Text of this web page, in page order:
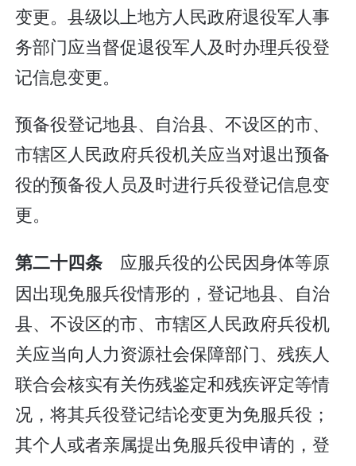
变更。县级以上地方人民政府退役军人事
务部门应当督促退役军人及时办理兵役登
记信息变更。
预备役登记地县、自治县、不设区的市、
市辖区人民政府兵役机关应当对退出预备
役的预备役人员及时进行兵役登记信息变
更。
第二十四条 应服兵役的公民因身体等原
因出现免服兵役情形的，登记地县、自治
县、不设区的市、市辖区人民政府兵役机
关应当向人力资源社会保障部门、残疾人
联合会核实有关伤残鉴定和残疾评定等情
况，将其兵役登记结论变更为免服兵役；
其个人或者亲属提出免服兵役申请的，登